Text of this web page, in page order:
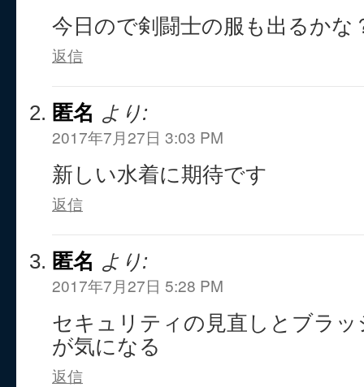
今日ので剣闘士の服も出るかな
返信
匿名 より:
2017年7月27日 3:03 PM
新しい水着に期待です
返信
匿名 より:
2017年7月27日 5:28 PM
セキュリティの見直しとブラ
が気になる
返信